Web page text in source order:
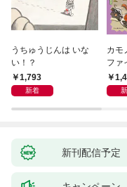
うちゅうじんは いな
い！？
1,793
新着
カモ
フ
弾
新刊配信予定